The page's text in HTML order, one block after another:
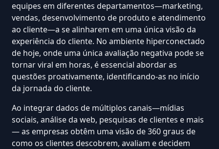
equipes em diferentes departamentos—marketing,
vendas, desenvolvimento de produto e atendimento
ao cliente—a se alinharem em uma única visão da
experiência do cliente. No ambiente hiperconectado
de hoje, onde uma única avaliação negativa pode se
tornar viral em horas, é essencial abordar as
questões proativamente, identificando-as no início
da jornada do cliente.
Ao integrar dados de múltiplos canais—mídias
sociais, análise da web, pesquisas de clientes e mais
— as empresas obtêm uma visão de 360 graus de
como os clientes descobrem, avaliam e decidem